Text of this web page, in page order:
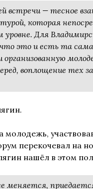
встречи — тесное
которая
Для
это и есть та
воплощение тех
молодежь,
перекочевал на
нашёл в этом
меняется,